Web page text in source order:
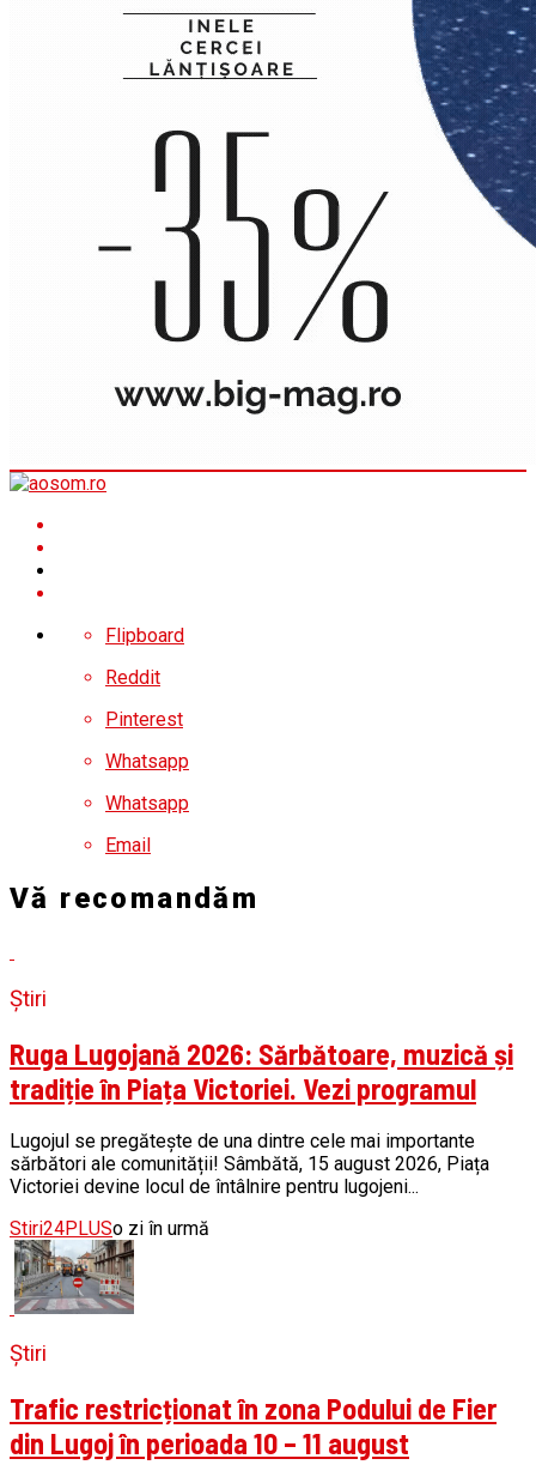
Flipboard
Reddit
Pinterest
Whatsapp
Whatsapp
Email
Vă recomandăm
Știri
Ruga Lugojană 2026: Sărbătoare, muzică și
tradiție în Piața Victoriei. Vezi programul
Lugojul se pregătește de una dintre cele mai importante
sărbători ale comunității! Sâmbătă, 15 august 2026, Piața
Victoriei devine locul de întâlnire pentru lugojeni...
Stiri24PLUSo zi în urmă
Știri
Trafic restricționat în zona Podului de Fier
din Lugoj în perioada 10 – 11 august